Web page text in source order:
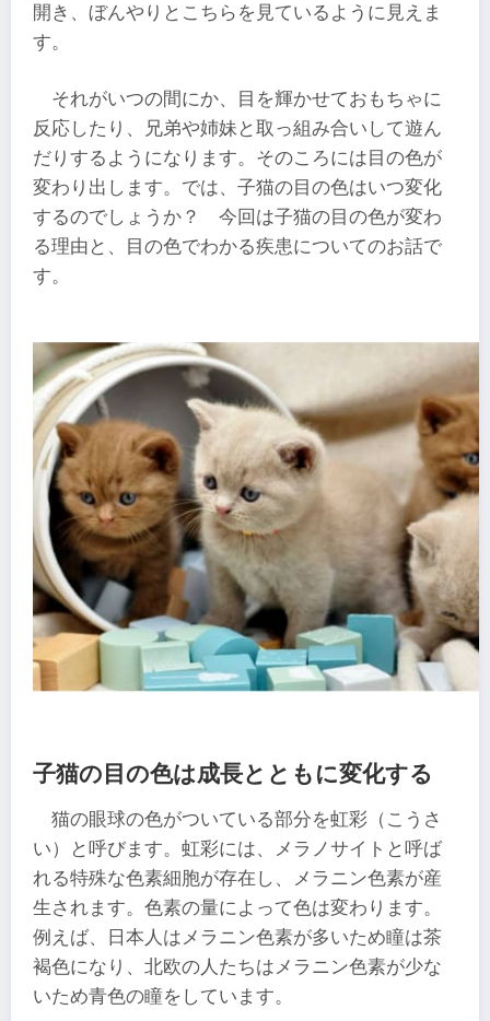
開き、ぼんやりとこちらを見ているように見えま
す。
それがいつの間にか、目を輝かせておもちゃに
反応したり、兄弟や姉妹と取っ組み合いして遊ん
だりするようになります。そのころには目の色が
変わり出します。では、子猫の目の色はいつ変化
するのでしょうか？ 今回は子猫の目の色が変わ
る理由と、目の色でわかる疾患についてのお話で
す。
子猫の目の色は成長とともに変化する
猫の眼球の色がついている部分を虹彩（こうさ
い）と呼びます。虹彩には、メラノサイトと呼ば
れる特殊な色素細胞が存在し、メラニン色素が産
生されます。色素の量によって色は変わります。
例えば、日本人はメラニン色素が多いため瞳は茶
褐色になり、北欧の人たちはメラニン色素が少な
いため青色の瞳をしています。